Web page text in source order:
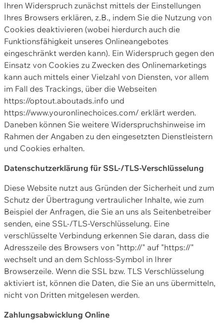
Ihren Widerspruch zunächst mittels der Einstellungen
Ihres Browsers erklären, z.B., indem Sie die Nutzung von
Cookies deaktivieren (wobei hierdurch auch die
Funktionsfähigkeit unseres Onlineangebotes
eingeschränkt werden kann). Ein Widerspruch gegen den
Einsatz von Cookies zu Zwecken des Onlinemarketings
kann auch mittels einer Vielzahl von Diensten, vor allem
im Fall des Trackings, über die Webseiten
https://optout.aboutads.info und
https://www.youronlinechoices.com/ erklärt werden.
Daneben können Sie weitere Widerspruchshinweise im
Rahmen der Angaben zu den eingesetzten Dienstleistern
und Cookies erhalten.
Datenschutzerklärung für SSL-/TLS-Verschlüsselung
Diese Website nutzt aus Gründen der Sicherheit und zum
Schutz der Übertragung vertraulicher Inhalte, wie zum
Beispiel der Anfragen, die Sie an uns als Seitenbetreiber
senden, eine SSL-/TLS-Verschlüsselung. Eine
verschlüsselte Verbindung erkennen Sie daran, dass die
Adresszeile des Browsers von "http://" auf "https://"
wechselt und an dem Schloss-Symbol in Ihrer
Browserzeile. Wenn die SSL bzw. TLS Verschlüsselung
aktiviert ist, können die Daten, die Sie an uns übermitteln,
nicht von Dritten mitgelesen werden.
Zahlungsabwicklung Online